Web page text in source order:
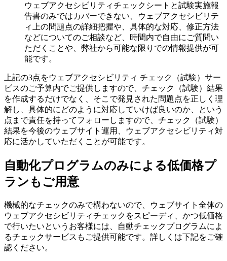
ウェブアクセシビリティチェックシートと試験実施報
告書のみではカバーできない、ウェブアクセシビリテ
ィ上の問題点の詳細把握や、具体的な対応、修正方法
などについてのご相談など、時間内で自由にご質問い
ただくことや、弊社から可能な限りでの情報提供が可
能です。
上記の3点をウェブアクセシビリティ チェック（試験）サー
ビスのご予算内でご提供しますので、チェック（試験）結果
を作成するだけでなく、そこで発見された問題点を正しく理
解し、具体的にどのように対応していけば良いのか、という
点まで責任を持ってフォローしますので、チェック（試験）
結果を今後のウェブサイト運用、ウェブアクセシビリティ対
応に活かしていただくことが可能です。
自動化プログラムのみによる低価格プ
ランもご用意
機械的なチェックのみで構わないので、ウェブサイト全体の
ウェブアクセシビリティチェックをスピーディ、かつ低価格
で行いたいというお客様には、自動チェックプログラムによ
るチェックサービスもご提供可能です。詳しくは下記をご確
認ください。